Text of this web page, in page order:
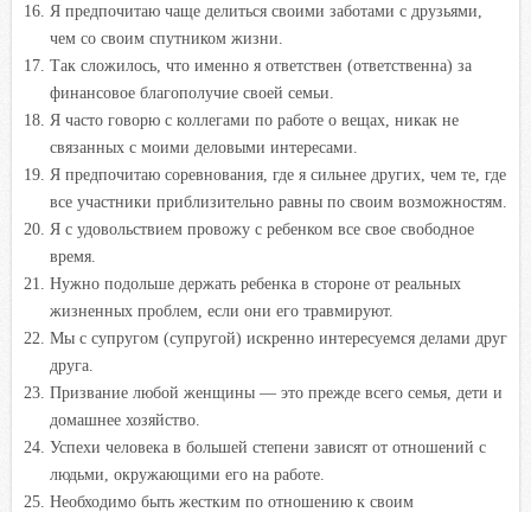
Я предпочитаю чаще делиться своими заботами с друзьями,
чем со своим спутником жизни.
Так сложилось, что именно я ответствен (ответственна) за
финансовое благополучие своей семьи.
Я часто говорю с коллегами по работе о вещах, никак не
связанных с моими деловыми интересами.
Я предпочитаю соревнования, где я сильнее других, чем те, где
все участники приблизительно равны по своим возможностям.
Я с удовольствием провожу с ребенком все свое свободное
время.
Нужно подольше держать ребенка в стороне от реальных
жизненных проблем, если они его травмируют.
Мы с супругом (супругой) искренно интересуемся делами друг
друга.
Призвание любой женщины — это прежде всего семья, дети и
домашнеехозяйство.
Успехи человека в большей степени зависят от отношений с
людьми, окружающими его на работе.
Необходимо быть жестким по отношению к своим